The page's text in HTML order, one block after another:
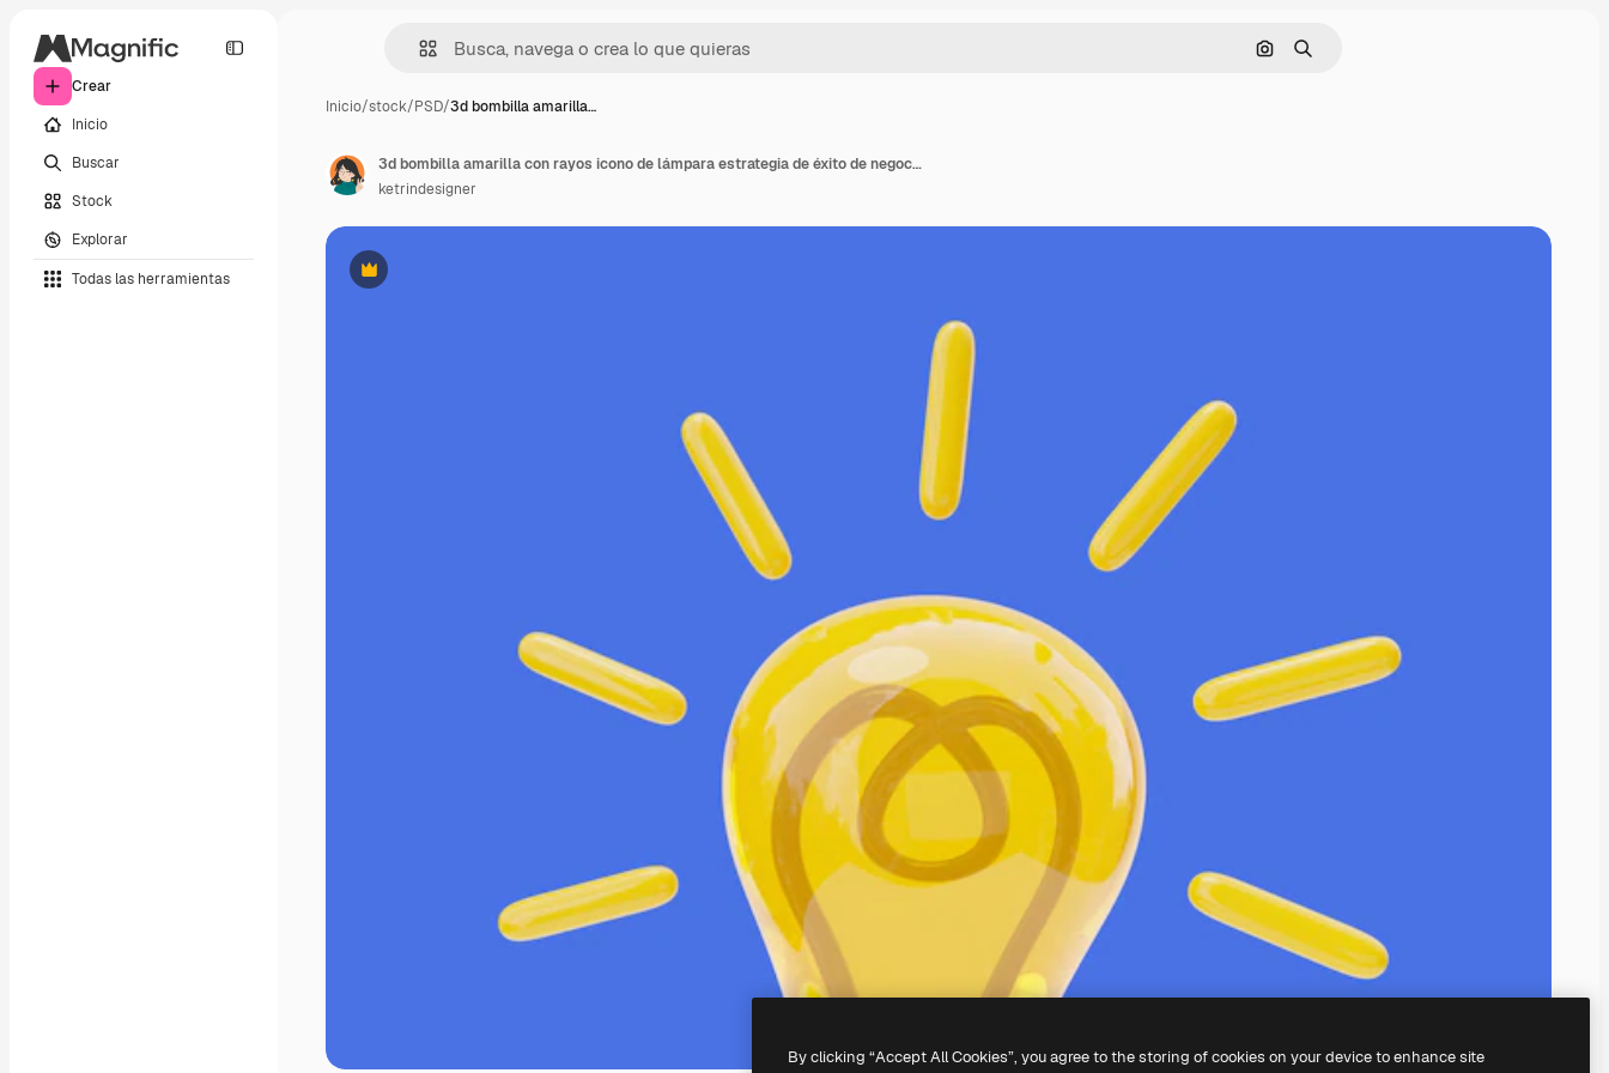
Crear
Inicio
Buscar
Stock
Explorar
Todas las herramientas
Buscar por imagen
Buscar
Inicio/stock/PSD/3d bombilla amarilla…
Premium
3d bombilla amarilla con rayos icono de lámpara estrategia de éxito de negocio concepto idea de creatividad
ketrindesigner
By clicking “Accept All Cookies”, you agree to the storing of cookies on your device to enhance site